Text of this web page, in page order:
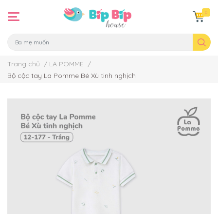
0
Trang chủ / LA POMME /
Bộ cộc tay La Pomme Bé Xù tinh nghịch